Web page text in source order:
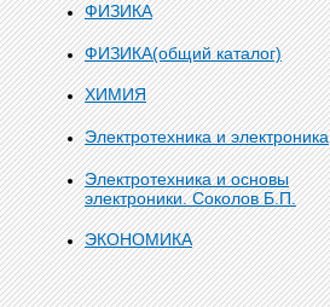
ФИЗИКА
ФИЗИКА(общий каталог)
ХИМИЯ
Электротехника и электроника
Электротехника и основы
электроники. Соколов Б.П.
ЭКОНОМИКА